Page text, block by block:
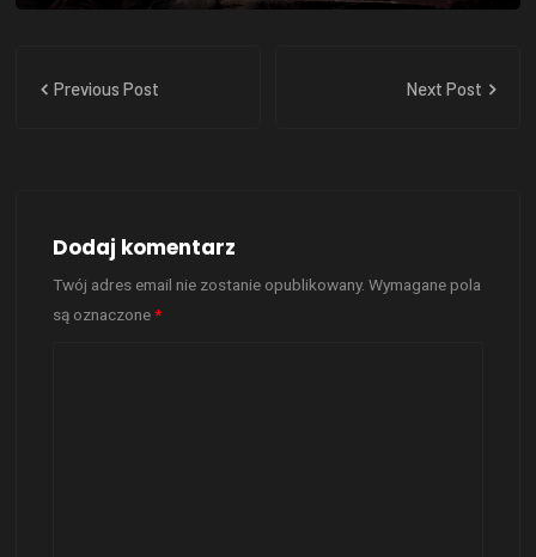
Previous Post Next Post
Dodaj komentarz
Twój adres email nie zostanie opublikowany. Wymagane pola
są oznaczone*